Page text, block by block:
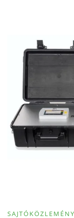
SAJTÓKÖZLEMÉNY